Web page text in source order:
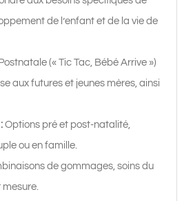
de l’enfant et de la vie de
(« Tic Tac, Bébé Arrive »)
aux futures et jeunes mères, ainsi
Options pré et post-natalité,
ou en famille.
de gommages, soins du
mesure.